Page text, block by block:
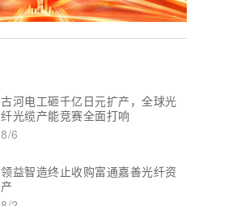
古河电工砸千亿日元扩产，全球光
纤光缆产能竞赛全面打响
8/6
领益智造终止收购富通嘉善光纤资
产